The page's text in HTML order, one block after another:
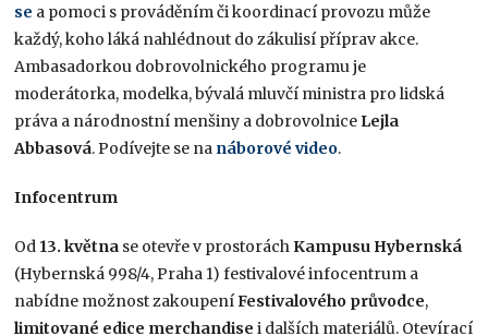
se a pomoci s prováděním či koordinací provozu může
každý, koho láká nahlédnout do zákulisí příprav akce.
Ambasadorkou dobrovolnického programu je
moderátorka, modelka, bývalá mluvčí ministra pro lidská
práva a národnostní menšiny a dobrovolnice Lejla
Abbasová. Podívejte se na náborové video.
Infocentrum
Od 13. května se otevře v prostorách Kampusu Hybernská
(Hybernská 998/4, Praha 1) festivalové infocentrum a
nabídne možnost zakoupeníFestivalového průvodce,
limitované edice merchandise i dalších materiálů. Otevírací